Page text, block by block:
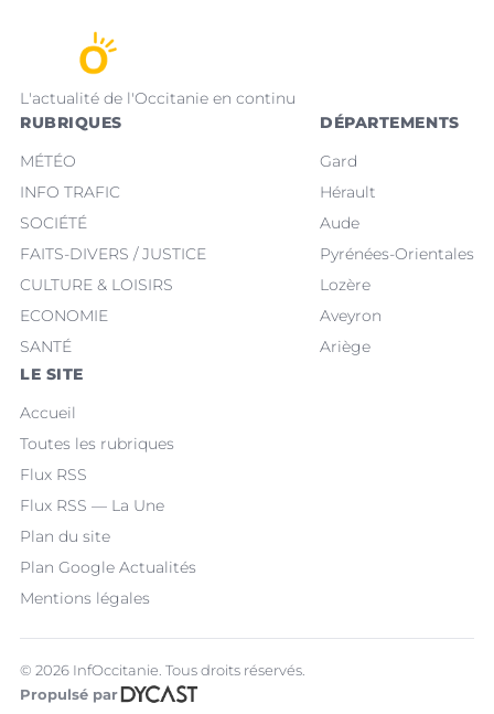
L'actualité de l'Occitanie en continu
RUBRIQUES
MÉTÉO
INFO TRAFIC
SOCIÉTÉ
FAITS-DIVERS / JUSTICE
CULTURE & LOISIRS
ECONOMIE
SANTÉ
DÉPARTEMENTS
Gard
Hérault
Aude
Pyrénées-Orientales
Lozère
Aveyron
Ariège
LE SITE
Accueil
Toutes les rubriques
Flux RSS
Flux RSS — La Une
Plan du site
Plan Google Actualités
Mentions légales
© 2026 InfOccitanie. Tous droits réservés.
Propulsé par